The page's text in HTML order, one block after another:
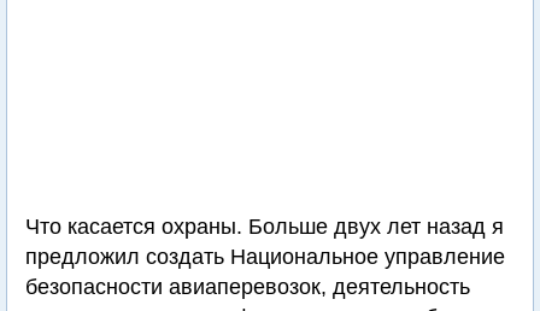
Что касается охраны. Больше двух лет назад я
предложил создать Национальное управление
безопасности авиаперевозок, деятельность